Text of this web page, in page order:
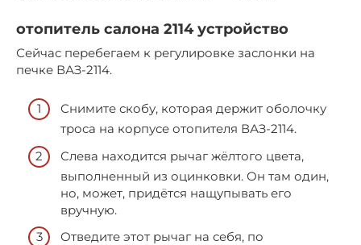
отопитель салона 2114 устройство
Сейчас перебегаем к регулировке заслонки на
печке ВАЗ-2114.
Снимите скобу, которая держит оболочку
троса на корпусе отопителя ВАЗ-2114.
Слева находится рычаг жёлтого цвета,
выполненный из оцинковки. Он там один,
но, может, придётся нащупывать его
вручную.
Отведите этот рычаг на себя, по